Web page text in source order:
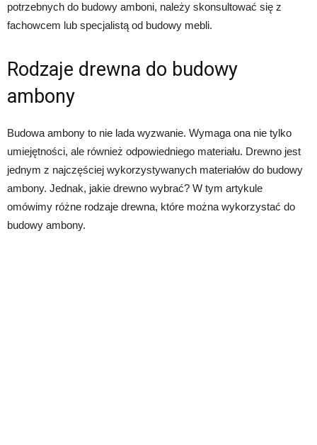
potrzebnych do budowy amboni, należy skonsultować się z
fachowcem lub specjalistą od budowy mebli.
Rodzaje drewna do budowy
ambony
Budowa ambony to nie lada wyzwanie. Wymaga ona nie tylko
umiejętności, ale również odpowiedniego materiału. Drewno jest
jednym z najczęściej wykorzystywanych materiałów do budowy
ambony. Jednak, jakie drewno wybrać? W tym artykule
omówimy różne rodzaje drewna, które można wykorzystać do
budowy ambony.